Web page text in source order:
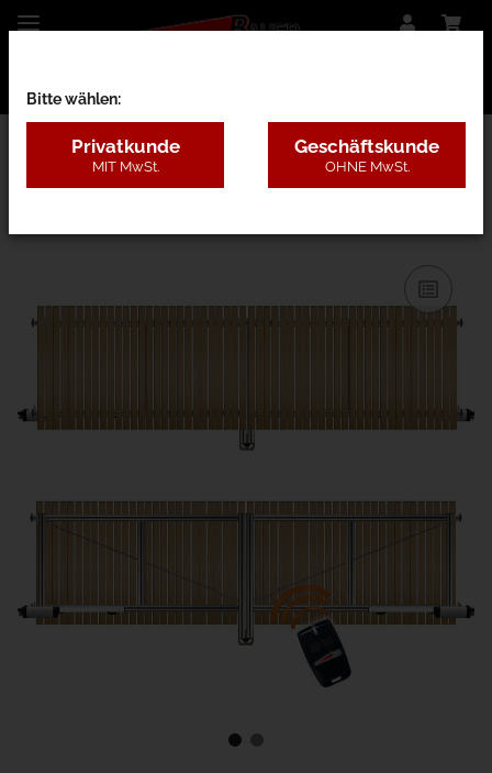
27BD - Lärche ohne Pfosten
Bitte wählen:
Privatkunde
MIT MwSt.
Geschäftskunde
OHNE MwSt.